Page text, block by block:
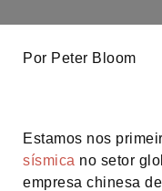
Por Peter Bloom
Estamos nos
sísmica no setor
empresa chinesa